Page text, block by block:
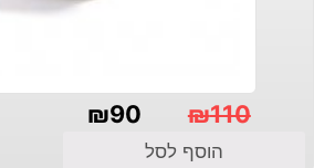
₪110
₪90
הוסף לסל